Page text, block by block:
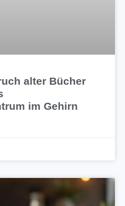
alter Bücher
im Gehirn